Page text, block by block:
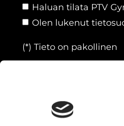
Haluan tilata PTV
Olen lukenut
(*) Tieto on pakollinen